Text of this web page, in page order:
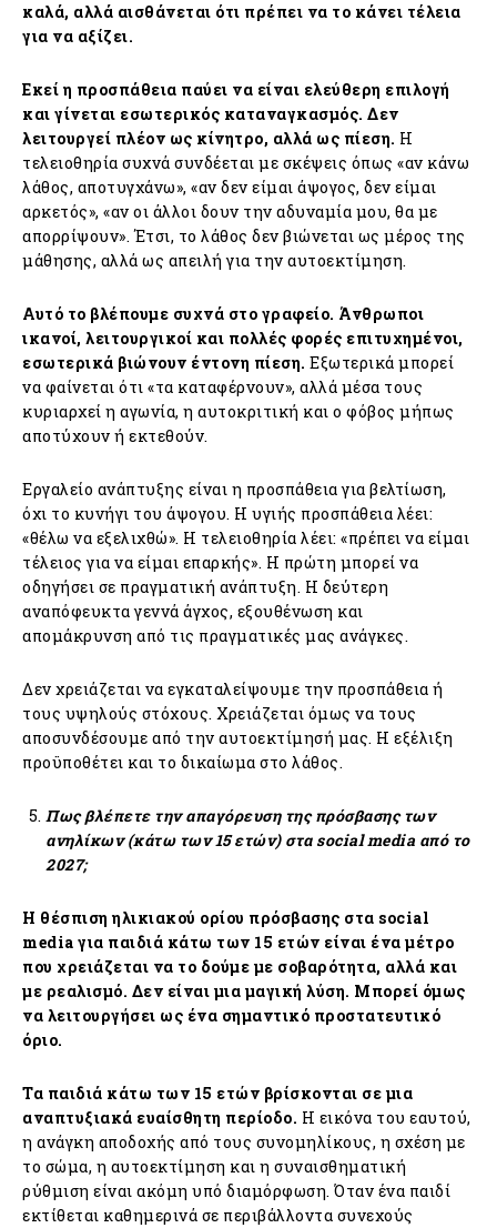
καλά, αλλά αισθάνεται ότι πρέπει να το κάνει τέλεια
για να αξίζει.
Εκεί η προσπάθεια παύει να είναι ελεύθερη επιλογή
και γίνεται εσωτερικός καταναγκασμός. Δεν
λειτουργεί πλέον ως κίνητρο, αλλά ως πίεση. Η
τελειοθηρία συχνά συνδέεται με σκέψεις όπως «αν κάνω
λάθος, αποτυγχάνω», «αν δεν είμαι άψογος, δεν είμαι
αρκετός», «αν οι άλλοι δουν την αδυναμία μου, θα με
απορρίψουν». Έτσι, το λάθος δεν βιώνεται ως μέρος της
μάθησης, αλλά ως απειλή για την αυτοεκτίμηση.
Αυτό το βλέπουμε συχνά στο γραφείο. Άνθρωποι
ικανοί, λειτουργικοί και πολλές φορές επιτυχημένοι,
εσωτερικά βιώνουν έντονη πίεση. Εξωτερικά μπορεί
να φαίνεται ότι «τα καταφέρνουν», αλλά μέσα τους
κυριαρχεί η αγωνία, η αυτοκριτική και ο φόβος μήπως
αποτύχουν ή εκτεθούν.
Εργαλείο ανάπτυξης είναι η προσπάθεια για βελτίωση,
όχι το κυνήγι του άψογου. Η υγιής προσπάθεια λέει:
«θέλω να εξελιχθώ». Η τελειοθηρία λέει: «πρέπει να είμαι
τέλειος για να είμαι επαρκής». Η πρώτη μπορεί να
οδηγήσει σε πραγματική ανάπτυξη. Η δεύτερη
αναπόφευκτα γεννά άγχος, εξουθένωση και
απομάκρυνση από τις πραγματικές μας ανάγκες.
Δεν χρειάζεται να εγκαταλείψουμε την προσπάθεια ή
τους υψηλούς στόχους. Χρειάζεται όμως να τους
αποσυνδέσουμε από την αυτοεκτίμησή μας. Η εξέλιξη
προϋποθέτει και το δικαίωμα στο λάθος.
Πως βλέπετε την απαγόρευση της πρόσβασης των
ανηλίκων (κάτω των 15 ετών) στα social media από το
2027;
Η θέσπιση ηλικιακού ορίου πρόσβασης στα social
media για παιδιά κάτω των 15 ετών είναι ένα μέτρο
που χρειάζεται να το δούμε με σοβαρότητα, αλλά και
με ρεαλισμό. Δεν είναι μια μαγική λύση. Μπορεί όμως
να λειτουργήσει ως ένα σημαντικό προστατευτικό
όριο.
Τα παιδιά κάτω των 15 ετών βρίσκονται σε μια
αναπτυξιακά ευαίσθητη περίοδο. Η εικόνα του εαυτού,
η ανάγκη αποδοχής από τους συνομηλίκους, η σχέση με
το σώμα, η αυτοεκτίμηση και η συναισθηματική
ρύθμιση είναι ακόμη υπό διαμόρφωση. Όταν ένα παιδί
εκτίθεται καθημερινά σε περιβάλλοντα συνεχούς